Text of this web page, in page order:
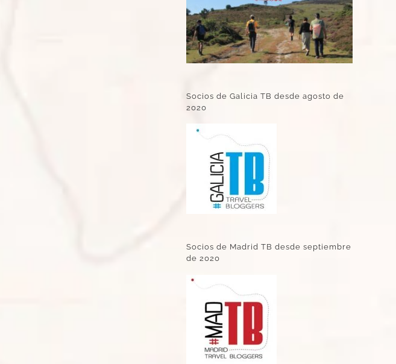
Socios de Galicia TB desde agosto de
2020
Socios de Madrid TB desde septiembre
de 2020